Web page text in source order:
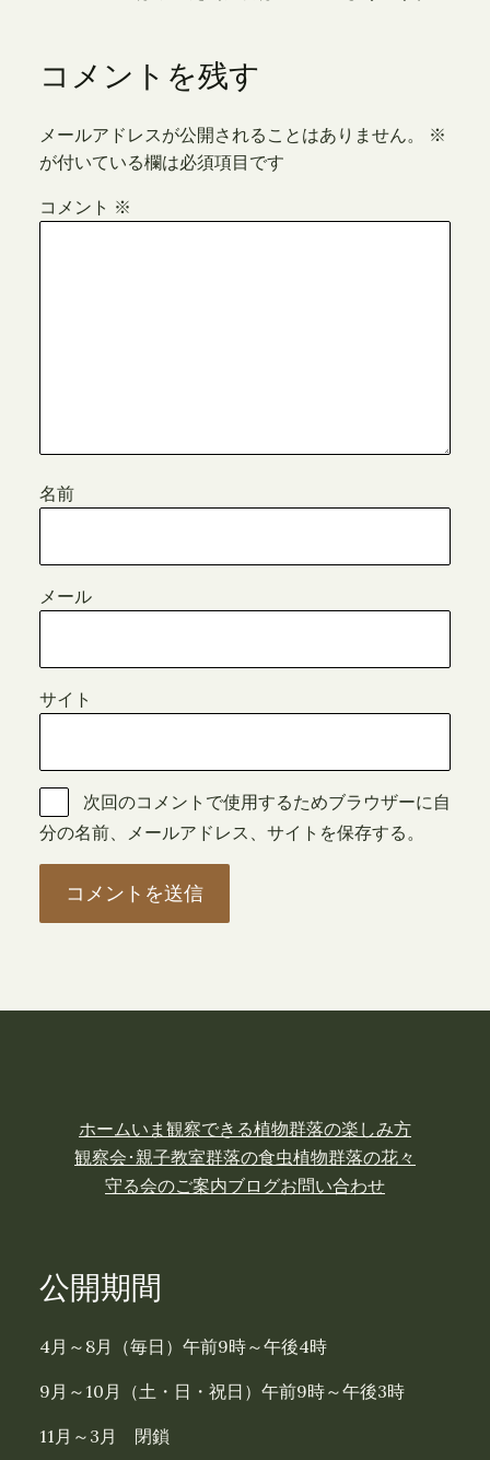
コメントを残す
メールアドレスが公開されることはありません。
※
が付いている欄は必須項目です
コメント ※
名前
メール
サイト
次回のコメントで使用するためブラウザーに自
分の名前、メールアドレス、サイトを保存する。
ホームいま観察できる植物群落の楽しみ方
観察会･親子教室群落の食虫植物群落の花々
守る会のご案内ブログお問い合わせ
公開期間
4月～8月（毎日）午前9時～午後4時
9月～10月（土・日・祝日）午前9時～午後3時
11月～3月 閉鎖